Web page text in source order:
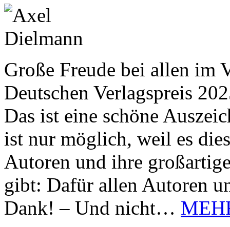
Große Freude bei allen im
Deutschen Verlagspreis
Das ist eine schöne
ist nur möglich, weil es
Autoren und ihre
gibt: Dafür allen Autoren
Dank! – Und nicht…